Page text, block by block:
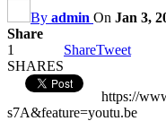
By admin On Jan 3,
Share
1
SHARES
ShareTweet
https://
s7A&feature=youtu.be